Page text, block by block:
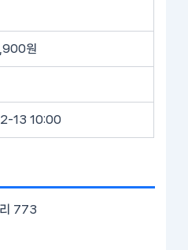
원
13 10:00
리 773